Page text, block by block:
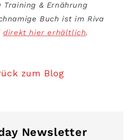
Training & Ernährung
Buch ist im Riva
direkt hier erhältlich.
zum Blog
Newsletter